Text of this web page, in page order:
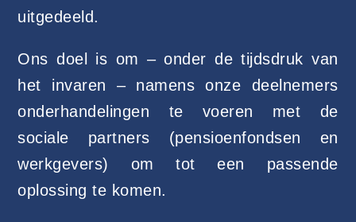
uitgedeeld.
Ons doel is om – onder de tijdsdruk van
het invaren – namens onze deelnemers
onderhandelingen te voeren met de
sociale partners (pensioenfondsen en
werkgevers) om tot een passende
oplossing te komen.